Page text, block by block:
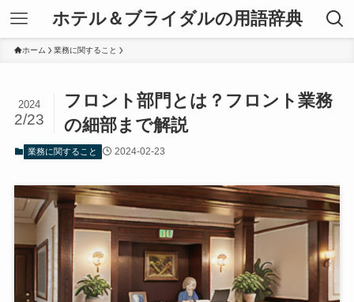
ホテル＆ブライダルの用語辞典
ホーム 業務に関すること
フロント部門とは？フロント業務
の細部まで解説
2024
2/23
業務に関すること 2024-02-23